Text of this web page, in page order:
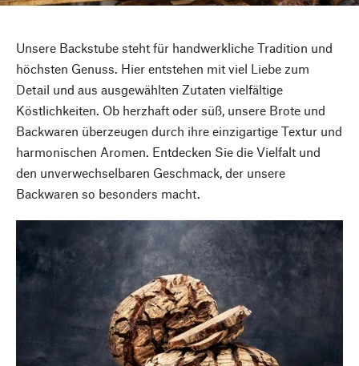
Unsere Backstube steht für handwerkliche Tradition und
höchsten Genuss. Hier entstehen mit viel Liebe zum
Detail und aus ausgewählten Zutaten vielfältige
Köstlichkeiten. Ob herzhaft oder süß, unsere Brote und
Backwaren überzeugen durch ihre einzigartige Textur und
harmonischen Aromen. Entdecken Sie die Vielfalt und
den unverwechselbaren Geschmack, der unsere
Backwaren so besonders macht.